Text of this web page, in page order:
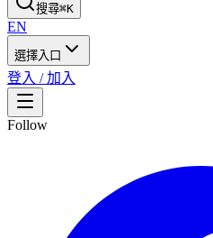
搜尋⌘K
EN
選擇入口
登入 / 加入
Follow